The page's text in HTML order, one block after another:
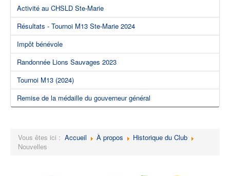
Activité au CHSLD Ste-Marie
Résultats - Tournoi M13 Ste-Marie 2024
Impôt bénévole
Randonnée Lions Sauvages 2023
Tournoi M13 (2024)
Remise de la médaille du gouverneur général
Vous êtes ici : Accueil À propos
Historique du Club
Nouvelles